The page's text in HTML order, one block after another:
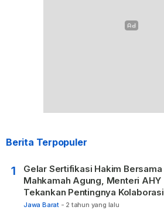
Berita Terpopuler
1
Gelar Sertifikasi Hakim Bersama
Mahkamah Agung, Menteri AHY
Tekankan Pentingnya Kolaborasi
untuk Hadirkan Keadilan bagi
Jawa Barat - 2 tahun yang lalu